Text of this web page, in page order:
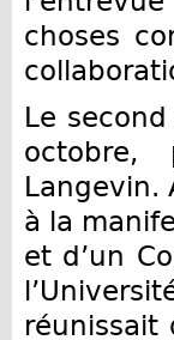
choses
Le
octobre,
Langevin.
à la
et d’un
réunissait